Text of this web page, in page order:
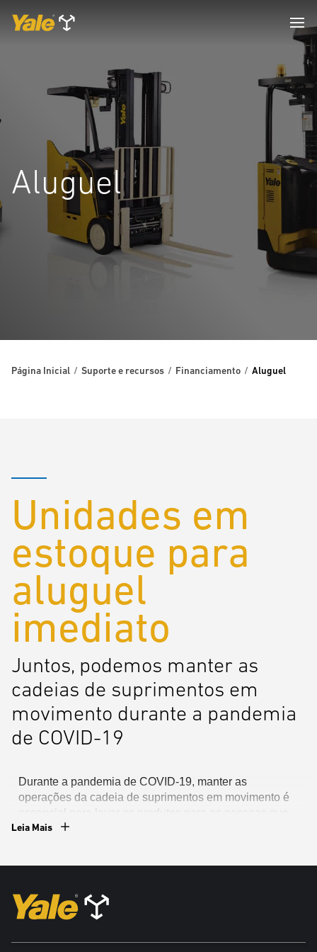
Aluguel
Página Inicial Suporte e recursos Financiamento Aluguel
Unidades em
estoque para
aluguel
imediato
Juntos, podemos manter as
cadeias de suprimentos em
movimento durante a pandemia
de COVID-19
Durante a pandemia de COVID-19, manter as
operações da cadeia de suprimentos em movimento é
essencial para levar os produtos para as pessoas que
precisam deles. A Yale está aqui para ajudar.
Nossa rede nacional de revendedores tem uma ampla
para aluguel imediato.
Leia Mais